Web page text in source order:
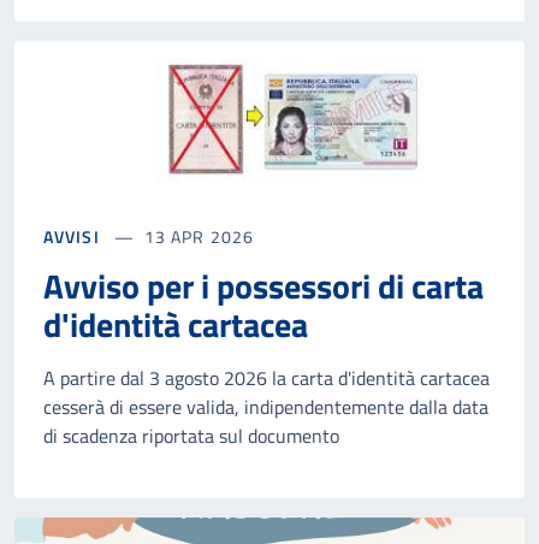
AVVISI 13 APR 2026
Avviso per i possessori di carta
d'identità cartacea
A partire dal 3 agosto 2026 la carta d'identità cartacea
cesserà di essere valida, indipendentemente dalla data
di scadenza riportata sul documento